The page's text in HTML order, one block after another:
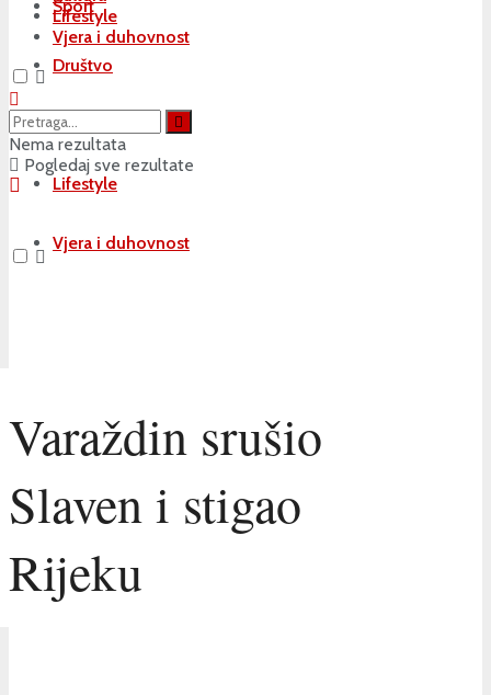
Sport
Društvo
Kultura
Lifestyle
Vjera i duhovnost
Lifestyle
Vjera i duhovnost
Nema rezultata
Pogledaj sve rezultate
Varaždin srušio
Slaven i stigao
Rijeku